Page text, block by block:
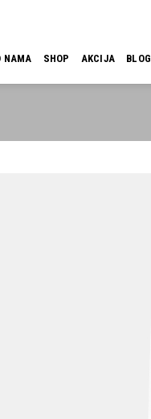
NAMA SHOP AKCIJA BLOG